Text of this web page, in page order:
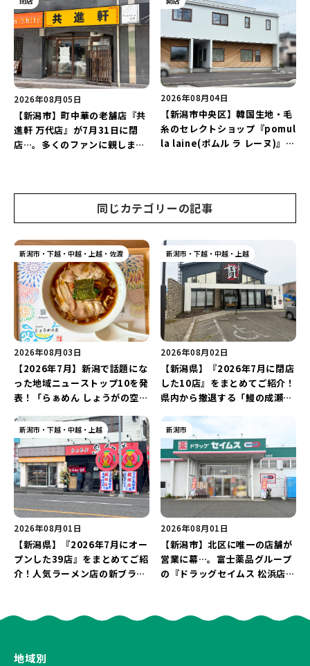
♪
2026年08月05日
【新潟市】町中華の老舗店『共
進軒 万代店』が7月31日に閉
店…。多くのファンに親しまれ
2026年08月04日
【新潟市中央区】韓国生地・毛
糸のセレクトショップ『pomul
la laine(ポムル ラ レーヌ)』が
同じカテゴリーの記事
新潟市・下越・中越・上越・佐渡
2026年08月03日
【2026年7月】新潟で話題にな
った地域ニューストップ10を発
表！「らぁめん しょうがの空」
閉店の注目記事をランキングで
ご紹介♪
新潟市・下越・中越・上越
2026年08月02日
【新潟県】『2026年7月に閉店
した10店』をまとめてご紹介！
県内から撤退する「鰻の成瀬」
店」が営業に幕…。
新潟市・下越・中越・上越
2026年08月01日
【新潟県】『2026年7月にオー
プンした39店』をまとめてご紹
介！人気ラーメン店の新ブラン
くさん♪
新潟市
2026年08月01日
【新潟市】北区に唯一の店舗が
営業に幕…。富士薬品グループ
の『ドラッグセイムス 松浜店』
地域別